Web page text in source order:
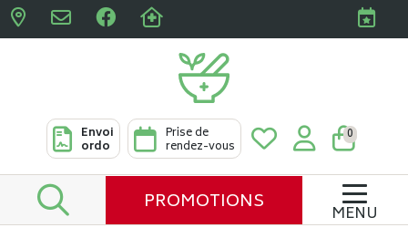
Pharmacies Clabots &
Envoi
ordo
Prise de
rendez-vous
0
PROMOTIONS MENU